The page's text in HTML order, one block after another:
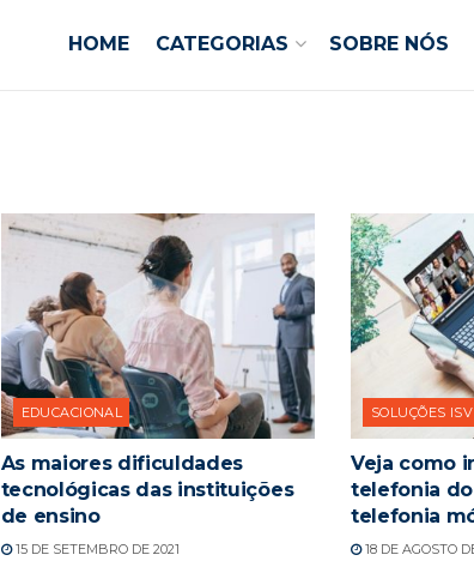
HOME CATEGORIAS SOBRE NÓS
EDUCACIONAL
As maiores dificuldades
tecnológicas das instituições
de ensino
15 DE SETEMBRO DE 2021
SOLUÇÕES
Veja como
telefonia do
telefonia
18 DE AGOSTO